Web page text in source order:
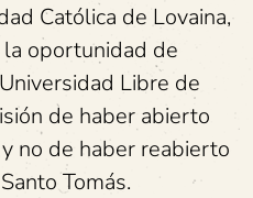
Católica de Lovaina,
oportunidad de
Libre de
de haber abierto
no de haber reabierto
Tomás.